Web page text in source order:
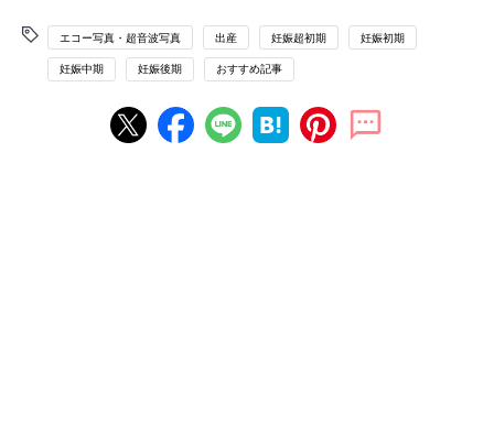
エコー写真・超音波写真 出産 妊娠超初期 妊娠初期
妊娠中期 妊娠後期 おすすめ記事